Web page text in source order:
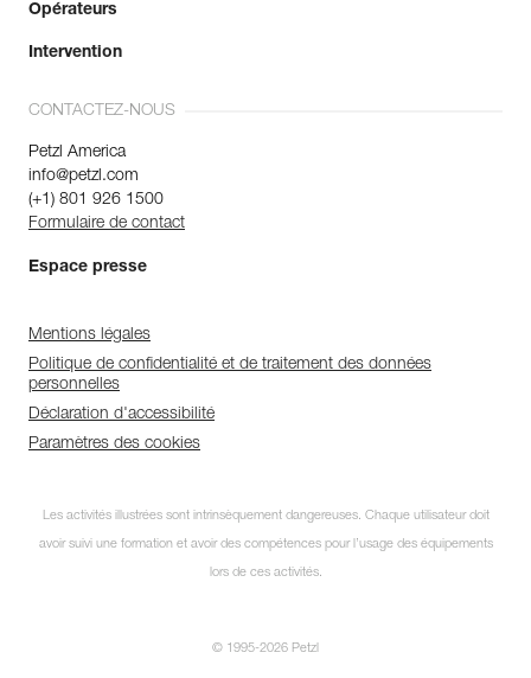
Opérateurs
Intervention
CONTACTEZ-NOUS
Petzl America
info@petzl.com
(+1) 801 926 1500
Formulaire de contact
Espace presse
Mentions légales
Politique de confidentialité et de traitement des données
personnelles
Déclaration d'accessibilité
Paramètres des cookies
Les activités illustrées sont intrinsèquement dangereuses. Chaque utilisateur doit
avoir suivi une formation et avoir des compétences pour l’usage des équipements
lors de ces activités.
© 1995-2026 Petzl